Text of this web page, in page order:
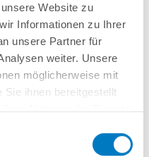
Website zu
Informationen zu Ihrer
unsere Partner für
weiter. Unsere
möglicherweise mit
Sie ihnen bereitgestellt
Stellfüße sowie